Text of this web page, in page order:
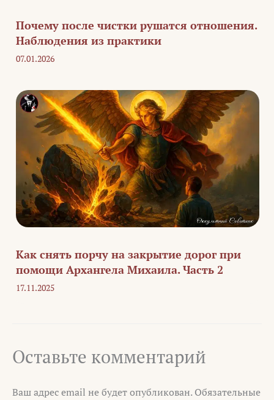
Почему после чистки рушатся отношения.
Наблюдения из практики
07.01.2026
Как снять порчу на закрытие дорог при
помощи Архангела Михаила. Часть 2
17.11.2025
Оставьте комментарий
Ваш адрес email не будет опубликован. Обязательные